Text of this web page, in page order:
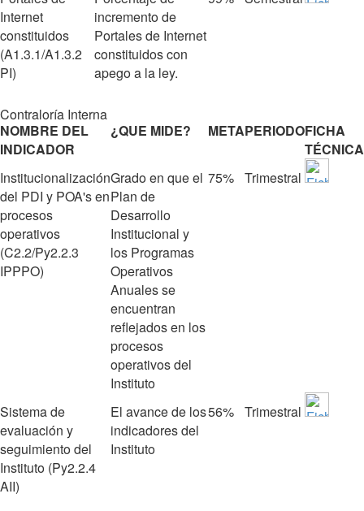
Internet
constituidos
(A1.3.1/A1.3.2
PI)
incremento de
Portales de Internet
constituidos con
apego a la ley.
Contraloría Interna
NOMBRE DEL
INDICADOR
¿QUE MIDE? METAPERIODOFICHA
TÉCNICA
Institucionalización
del PDI y POA's en
procesos
operativos
(C2.2/Py2.2.3
IPPPO)
Grado en que el
Plan de
Desarrollo
Institucional y
los Programas
Operativos
Anuales se
encuentran
reflejados en los
procesos
operativos del
Instituto
75% Trimestral
Sistema de
evaluación y
seguimiento del
Instituto (Py2.2.4
AII)
El avance de los
indicadores del
Instituto
56% Trimestral